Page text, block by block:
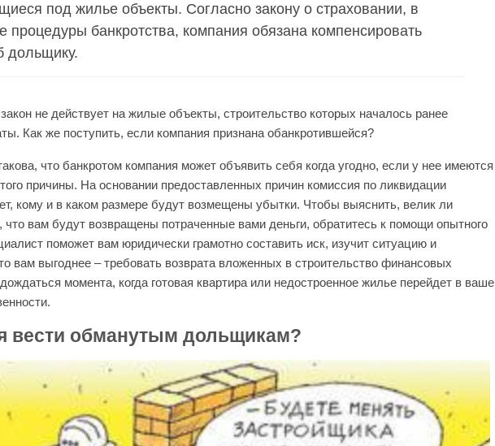
под жилье объекты. Согласно закону о страховании, в
процедуры банкротства, компания обязана компенсировать
дольщику.
не действует на жилые объекты, строительство которых началось ранее
Как же поступить, если компания признана обанкротившейся?
что банкротом компания может объявить себя когда угодно, если у нее имеются
причины. На основании предоставленных причин комиссия по ликвидации
кому и в каком размере будут возмещены убытки. Чтобы выяснить, велик ли
что вам будут возвращены потраченные вами деньги, обратитесь к помощи опытного
поможет вам юридически грамотно составить иск, изучит ситуацию и
вам выгоднее – требовать возврата вложенных в строительство финансовых
момента, когда готовая квартира или недостроенное жилье перейдет в ваше
вести обманутым дольщикам?